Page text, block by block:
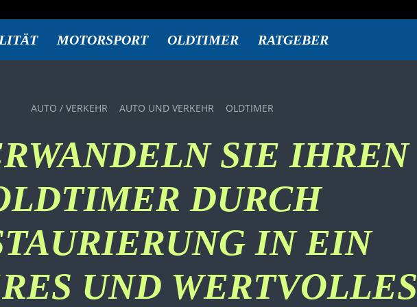
MOTORSPORT OLDTIMER RATGEBER
AUTO / VERKEHR AUTO UND VERKEHR OLDTIMER
SIE IHREN
DURCH
IN EIN
UND WERTVOLLES